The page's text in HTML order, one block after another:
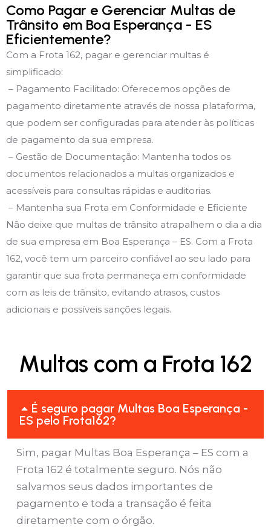
Como Pagar e Gerenciar Multas de
Trânsito em Boa Esperança - ES
Eficientemente?
Com a Frota 162, pagar e gerenciar multas é
simplificado:
– Pagamento Facilitado: Oferecemos opções de
pagamento diretamente através de nossa plataforma,
que podem ser configuradas para atender às políticas
de pagamento da sua empresa.
– Gestão de Documentação: Mantenha todos os
documentos relacionados a multas organizados e
acessíveis para consultas rápidas e auditorias.
– Mantenha sua Frota em Conformidade e Eficiente
Não deixe que multas de trânsito atrapalhem o dia a dia
de sua empresa em Boa Esperança – ES. Com a Frota
162, você tem um parceiro confiável ao seu lado para
garantir que sua frota permaneça em conformidade
com as leis de trânsito, evitando atrasos, custos
adicionais e possíveis sanções legais.
Multas com a Frota 162
É seguro pagar Multas Boa Esperança -
ES pelo Frota162?
Sim, pagar Multas Boa Esperança – ES com a
Frota 162 é totalmente seguro. Nós não
salvamos seus dados importantes de
pagamento e toda a transação é feita
diretamente com o órgão.